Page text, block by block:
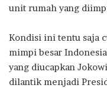
unit rumah yang
Kondisi ini tentu saja
mimpi besar
yang diucapkan
dilantik menjadi